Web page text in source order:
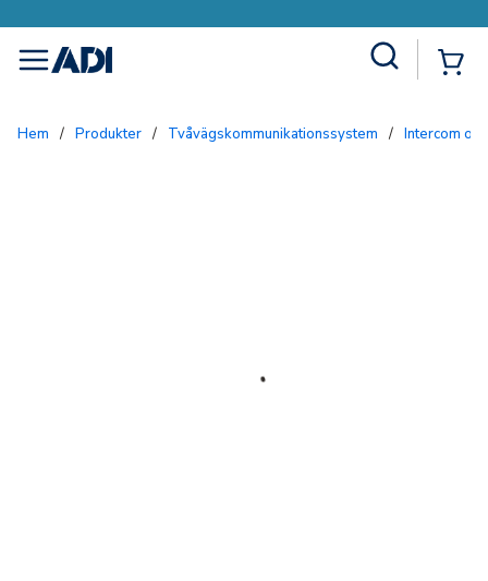
menu
Hem / Produkter / Tvåvägskommunikationssystem / Intercom